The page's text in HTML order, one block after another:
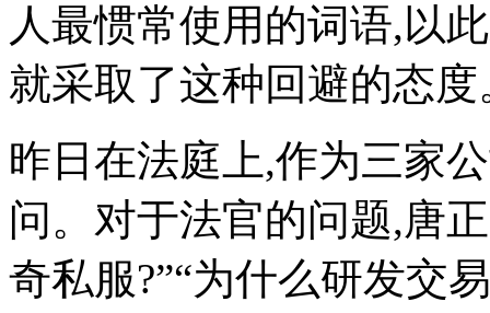
人最惯常使用的词语,以
就采取了这种回避的态度
昨日在法庭上,作为三家
问。对于法官的问题,唐
奇私服?”“为什么研发交